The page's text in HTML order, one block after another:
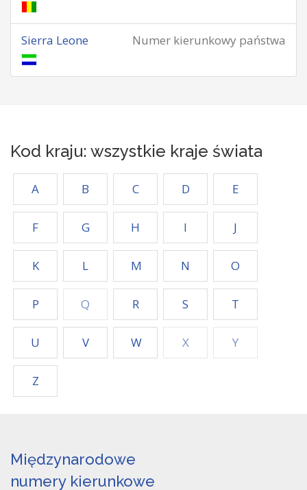
Numer kierunkowy państwa
Sierra Leone
Kod kraju: wszystkie kraje świata
A B C D E
F G H I J
K L M N O
P Q R S T
U V W X Y
Z
Międzynarodowe
numery kierunkowe